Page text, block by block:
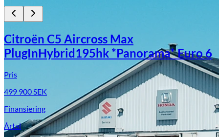
Citroën C5 Aircross Max
PlugInHybrid195hk *Panorama* Euro 6
Pris
499 900SEK
Finansiering
Årtal